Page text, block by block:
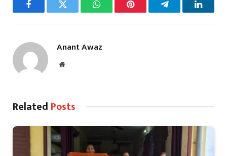
FacebookTwitter WhatsAppPinterest Telegram
Anant Awaz
Website
Related Posts